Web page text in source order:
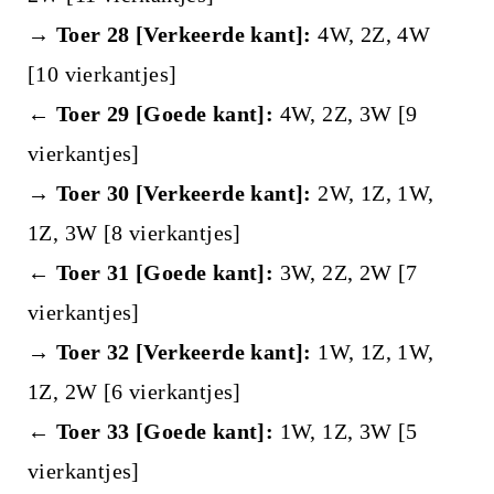
→ Toer 28 [Verkeerde kant]: 4W, 2Z, 4W
[10 vierkantjes]
← Toer 29 [Goede kant]: 4W, 2Z, 3W [9
vierkantjes]
→ Toer 30 [Verkeerde kant]: 2W, 1Z, 1W,
1Z, 3W [8 vierkantjes]
← Toer 31 [Goede kant]: 3W, 2Z, 2W [7
vierkantjes]
→ Toer 32 [Verkeerde kant]: 1W, 1Z, 1W,
1Z, 2W [6 vierkantjes]
← Toer 33 [Goede kant]: 1W, 1Z, 3W [5
vierkantjes]